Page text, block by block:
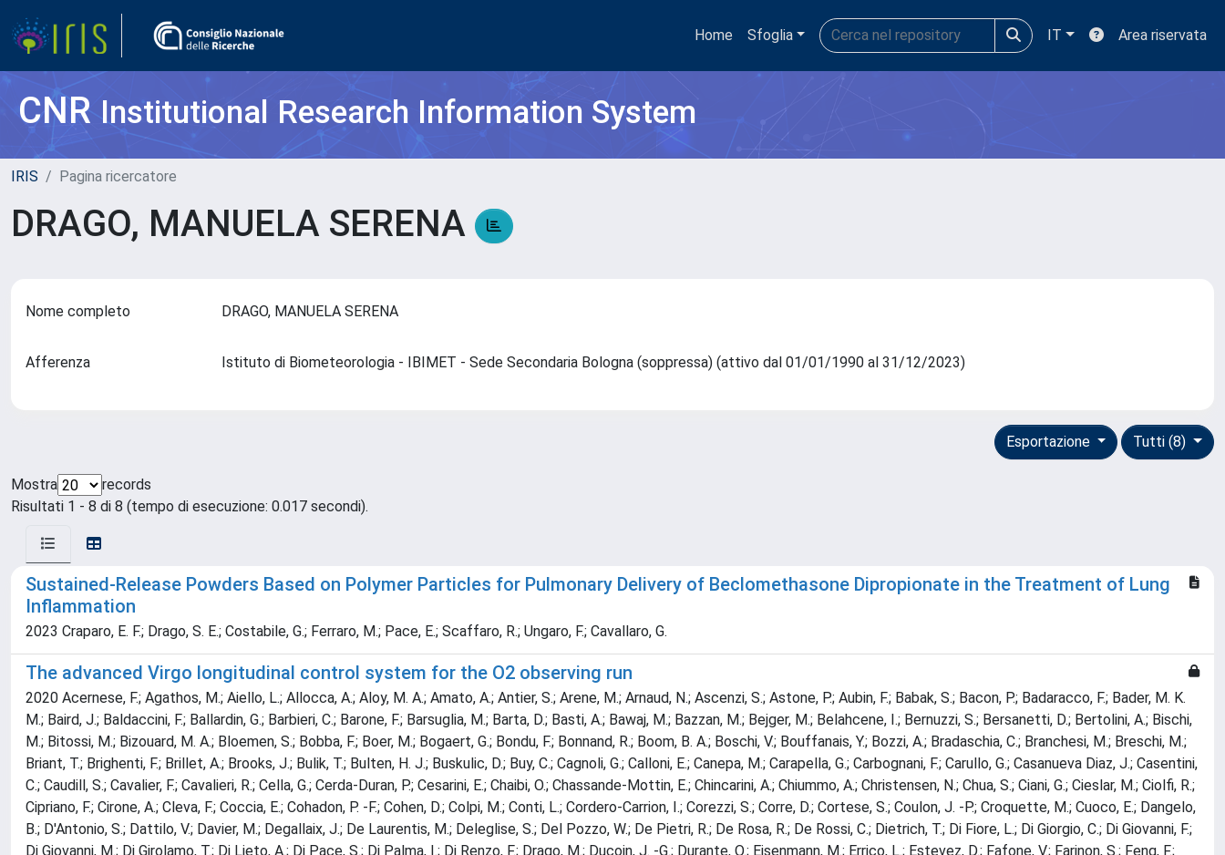
Home Sfoglia IT Area riservata
CNRInstitutional Research Information System
IRIS Pagina ricercatore
DRAGO, MANUELA SERENA
Nome completo DRAGO, MANUELA SERENA
Afferenza Istituto di Biometeorologia - IBIMET - Sede Secondaria Bologna (soppressa) (attivo dal 01/01/1990 al 31/12/2023)
Tutti (8)
Esportazione
Mostra
records
Risultati 1 - 8 di 8 (tempo di esecuzione: 0.017 secondi).
Sustained-Release Powders Based on Polymer Particles for Pulmonary Delivery of Beclomethasone Dipropionate in the Treatment of Lung
Inflammation
2023 Craparo, E. F.; Drago, S. E.; Costabile, G.; Ferraro, M.; Pace, E.; Scaffaro, R.; Ungaro, F.; Cavallaro, G.
The advanced Virgo longitudinal control system for the O2 observing run
2020 Acernese, F.; Agathos, M.; Aiello, L.; Allocca, A.; Aloy, M. A.; Amato, A.; Antier, S.; Arene, M.; Arnaud, N.; Ascenzi, S.; Astone, P.; Aubin, F.; Babak, S.; Bacon, P.; Badaracco, F.; Bader, M. K.
M.; Baird, J.; Baldaccini, F.; Ballardin, G.; Barbieri, C.; Barone, F.; Barsuglia, M.; Barta, D.; Basti, A.; Bawaj, M.; Bazzan, M.; Bejger, M.; Belahcene, I.; Bernuzzi, S.; Bersanetti, D.; Bertolini, A.; Bischi,
M.; Bitossi, M.; Bizouard, M. A.; Bloemen, S.; Bobba, F.; Boer, M.; Bogaert, G.; Bondu, F.; Bonnand, R.; Boom, B. A.; Boschi, V.; Bouffanais, Y.; Bozzi, A.; Bradaschia, C.; Branchesi, M.; Breschi, M.;
Briant, T.; Brighenti, F.; Brillet, A.; Brooks, J.; Bulik, T.; Bulten, H. J.; Buskulic, D.; Buy, C.; Cagnoli, G.; Calloni, E.; Canepa, M.; Carapella, G.; Carbognani, F.; Carullo, G.; Casanueva Diaz, J.; Casentini,
C.; Caudill, S.; Cavalier, F.; Cavalieri, R.; Cella, G.; Cerda-Duran, P.; Cesarini, E.; Chaibi, O.; Chassande-Mottin, E.; Chincarini, A.; Chiummo, A.; Christensen, N.; Chua, S.; Ciani, G.; Cieslar, M.; Ciolfi, R.;
Cipriano, F.; Cirone, A.; Cleva, F.; Coccia, E.; Cohadon, P. -F.; Cohen, D.; Colpi, M.; Conti, L.; Cordero-Carrion, I.; Corezzi, S.; Corre, D.; Cortese, S.; Coulon, J. -P.; Croquette, M.; Cuoco, E.; Dangelo,
B.; D'Antonio, S.; Dattilo, V.; Davier, M.; Degallaix, J.; De Laurentis, M.; Deleglise, S.; Del Pozzo, W.; De Pietri, R.; De Rosa, R.; De Rossi, C.; Dietrich, T.; Di Fiore, L.; Di Giorgio, C.; Di Giovanni, F.;
Di Giovanni, M.; Di Girolamo, T.; Di Lieto, A.; Di Pace, S.; Di Palma, I.; Di Renzo, F.; Drago, M.; Ducoin, J. -G.; Durante, O.; Eisenmann, M.; Errico, L.; Estevez, D.; Fafone, V.; Farinon, S.; Feng, F.;